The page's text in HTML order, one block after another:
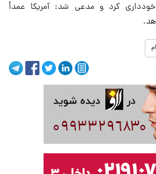
کرد و مدعی شد: آمریکا عمداً